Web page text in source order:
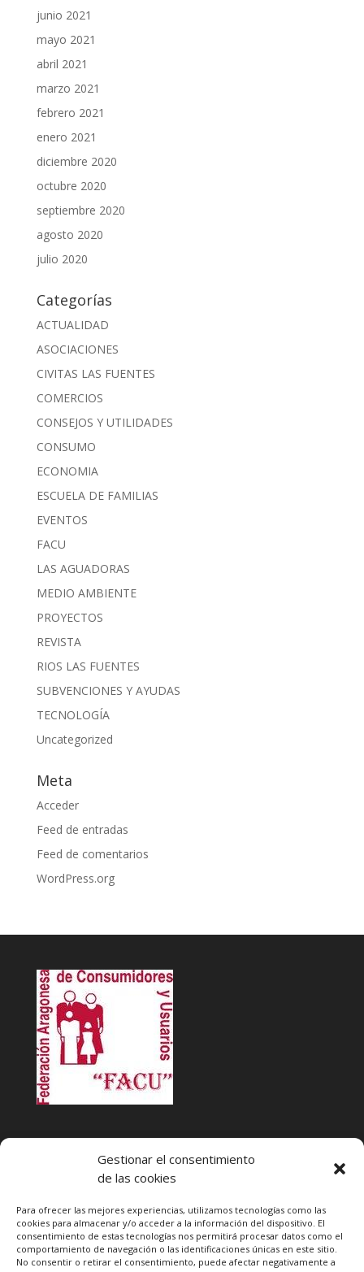
Gestionar el consentimiento
de las cookies
Para ofrecer las mejores experiencias, utilizamos tecnologías como las
cookies para almacenar y/o acceder a la información del dispositivo. El
consentimiento de estas tecnologías nos permitirá procesar datos como el
comportamiento de navegación o las identificaciones únicas en este sitio.
No consentir o retirar el consentimiento, puede afectar negativamente a
junio 2021
mayo 2021
abril 2021
marzo 2021
febrero 2021
enero 2021
diciembre 2020
octubre 2020
septiembre 2020
agosto 2020
julio 2020
Categorías
ACTUALIDAD
ASOCIACIONES
CIVITAS LAS FUENTES
COMERCIOS
CONSEJOS Y UTILIDADES
CONSUMO
ECONOMIA
ESCUELA DE FAMILIAS
EVENTOS
FACU
LAS AGUADORAS
MEDIO AMBIENTE
PROYECTOS
REVISTA
RIOS LAS FUENTES
SUBVENCIONES Y AYUDAS
TECNOLOGÍA
Uncategorized
Meta
Acceder
Feed de entradas
Feed de comentarios
WordPress.org
MARTES Y JUEVES de17:00 a 20 horas
Teléfono de contacto976 13 47 92
Federación Aragonesa Consumidores y Usuarios. FACU